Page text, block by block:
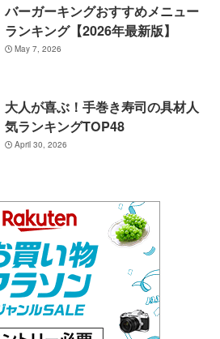
バーガーキングおすすめメニュー
ランキング【2026年最新版】
May 7, 2026
大人が喜ぶ！手巻き寿司の具材人
気ランキングTOP48
April 30, 2026